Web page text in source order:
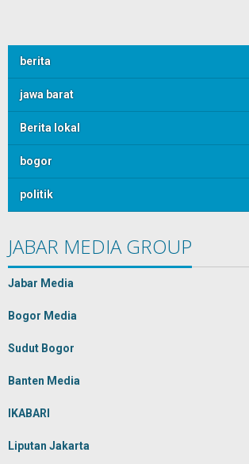
berita
jawa barat
Berita lokal
bogor
politik
JABAR MEDIA GROUP
Jabar Media
Bogor Media
Sudut Bogor
Banten Media
IKABARI
Liputan Jakarta